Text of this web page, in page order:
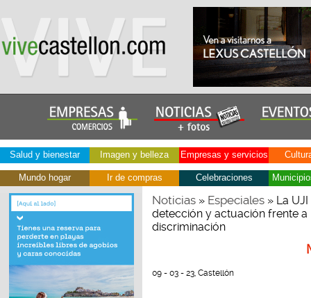
Salud y bienestar Imagen y belleza Empresas y servicios
Mundo hogar Ir de compras Celebraciones
Noticias» Especiales» La UJI
detección y actuación frente
discriminación
09 - 03 - 23, Castellón